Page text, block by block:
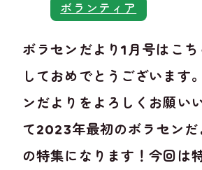
ボランティア
ボラセンだより1月号はこ
しておめでとうございます
ンだよりをよろしくお願い
て2023年最初のボラセンだ
の特集になります！今回は